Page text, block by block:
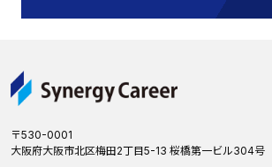
〒530-0001
大阪府大阪市北区梅田2丁目5-13 桜橋第一ビル304号